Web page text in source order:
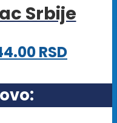
Srbije
RSD